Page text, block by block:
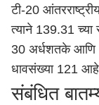
टी-20
त्याने 139.31
30 अर्धशतके आणि
धावसंख्या 121
संबंधित